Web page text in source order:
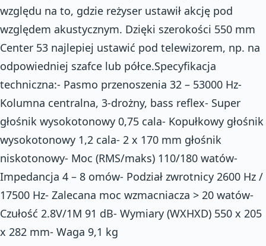
względu na to, gdzie reżyser ustawił akcję pod
względem akustycznym. Dzięki szerokości 550 mm
Center 53 najlepiej ustawić pod telewizorem, np. na
odpowiedniej szafce lub półce.Specyfikacja
techniczna:- Pasmo przenoszenia 32 – 53000 Hz-
Kolumna centralna, 3-drożny, bass reflex- Super
głośnik wysokotonowy 0,75 cala- Kopułkowy głośnik
wysokotonowy 1,2 cala- 2 x 170 mm głośnik
niskotonowy- Moc (RMS/maks) 110/180 watów-
Impedancja 4 – 8 omów- Podział zwrotnicy 2600 Hz /
17500 Hz- Zalecana moc wzmacniacza > 20 watów-
Czułość 2.8V/1M 91 dB- Wymiary (WXHXD) 550 x 205
x 282 mm- Waga 9,1 kg